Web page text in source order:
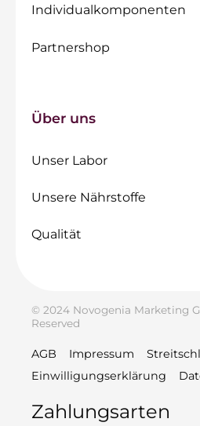
Individualkomponenten
Partnershop
Über uns
Unser Labor
Unsere Nährstoffe
Qualität
© 2024 Novogenia Marketing
Reserved
AGB Impressum
Einwilligungserklärung
Zahlungsarten